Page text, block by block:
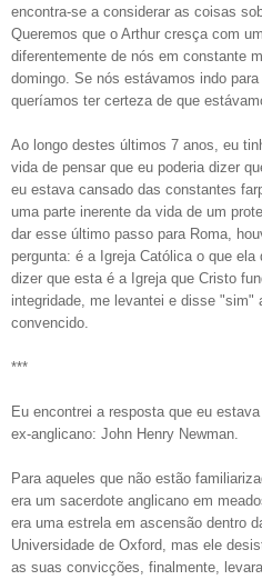
encontra-se a considerar as coisas
Queremos que o Arthur cresça com
diferentemente de nós em constante
domingo. Se nós estávamos indo
queríamos ter certeza de que
Ao longo destes últimos 7 anos, eu
vida de pensar que eu poderia dizer
eu estava cansado das constantes
uma parte inerente da vida de um
dar esse último passo para Roma,
pergunta: é a Igreja Católica o que
dizer que esta é a Igreja que Cristo
integridade, me levantei e disse "sim"
convencido.
***
Eu encontrei a resposta que eu
ex-anglicano: John Henry Newman.
Para aqueles que não estão
era um sacerdote anglicano em
era uma estrela em ascensão dentro
Universidade de Oxford, mas ele
as suas convicções, finalmente,